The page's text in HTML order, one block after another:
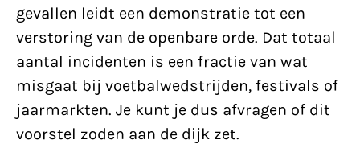
gevallen leidt een demonstratie tot een
verstoring van de openbare orde. Dat totaal
aantal incidenten is een fractie van wat
misgaat bij voetbalwedstrijden, festivals of
jaarmarkten. Je kunt je dus afvragen of dit
voorstel zoden aan de dijk zet.